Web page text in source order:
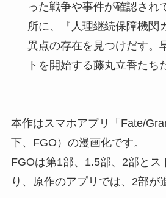
った戦争や事件が確認され
所に、『人理継続保障機関
異点の存在を見つけだす。
トを開始する藤丸立香たち
本作はスマホアプリ「Fate/
下、FGO）の漫画化です。
FGOは第1部、1.5部、2部とス
り、原作のアプリでは、2部が